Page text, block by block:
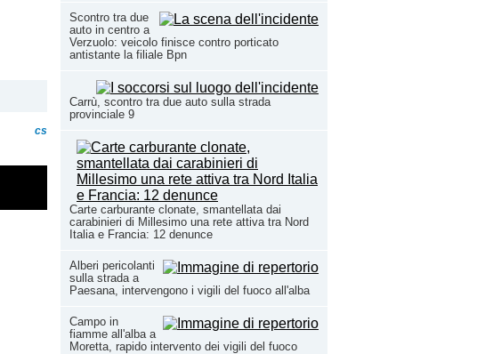
Scontro tra due
auto in centro a
Verzuolo: veicolo finisce contro porticato
antistante la filiale Bpn
Carrù, scontro tra due auto sulla strada
provinciale 9
Carte carburante clonate, smantellata dai
carabinieri di Millesimo una rete attiva tra Nord
Italia e Francia: 12 denunce
Alberi pericolanti
sulla strada a
Paesana, intervengono i vigili del fuoco all'alba
Campo in
fiamme all'alba a
Moretta, rapido intervento dei vigili del fuoco
cs